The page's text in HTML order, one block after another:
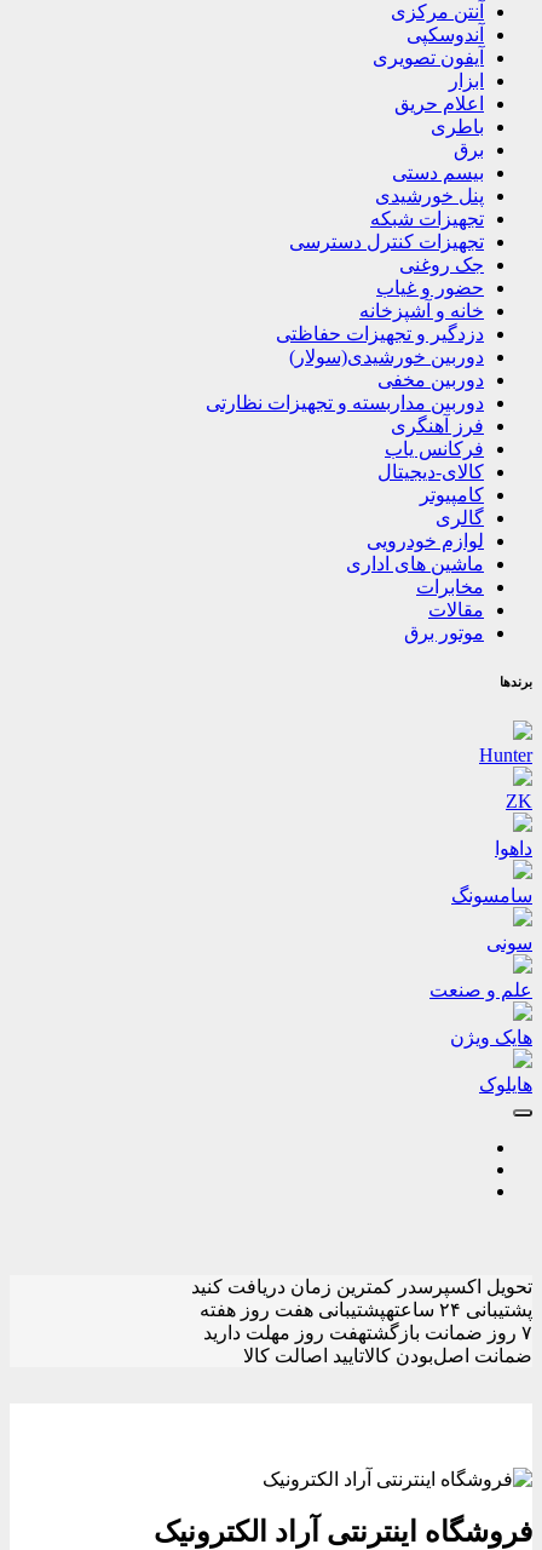
آنتن مرکزی
آندوسکپی
آیفون تصویری
ابزار
اعلام حریق
باطری
برق
بیسم دستی
پنل خورشیدی
تجهیزات شبکه
تجهیزات کنترل دسترسی
جک روغنی
حضور و غیاب
خانه و آشپزخانه
دزدگیر و تجهیزات حفاظتی
دوربین خورشیدی(سولار)
دوربین مخفی
دوربین مداربسته و تجهیزات نظارتی
فرز آهنگری
فرکانس یاب
کالای-دیجیتال
کامپیوتر
گالری
لوازم خودرویی
ماشین های اداری
مخابرات
مقالات
موتور برق
برندها
Hunter
ZK
داهوا
سامسونگ
سونی
علم و صنعت
هایک ویژن
هایلوک
تحویل اکسپرسدر کمترین زمان دریافت کنید
پشتیبانی ۲۴ ساعته
پشتیبانی هفت روز هفته
۷ روز ضمانت بازگشت
هفت روز مهلت دارید
ضمانت اصل‌بودن کالاتایید اصالت کالا
فروشگاه اینترنتی آراد الکترونیک